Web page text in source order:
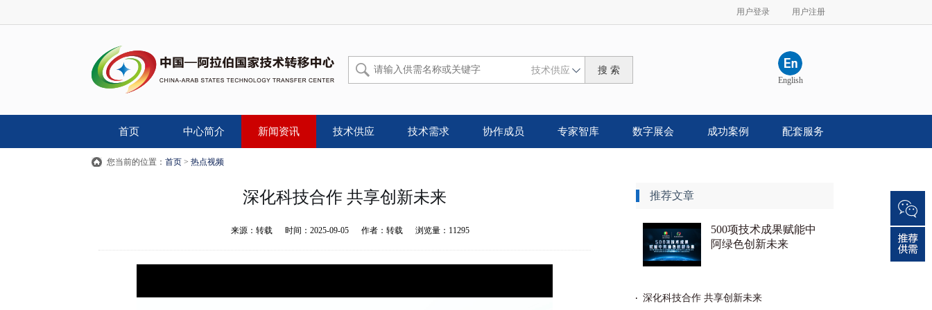
用户登录 用户注册
English
技术供应
首页 中心简介 新闻资讯 技术供应 技术需求 协作成员 专家智库 数字展会 成功案例 配套服务
您当前的位置： 首页 > 热点视频
深化科技合作 共享创新未来
来源： 转载 时间： 2025-09-05 作者： 转载 浏览量： 11295
推荐文章
500项技术成果赋能中
阿绿色创新未来
深化科技合作 共享创新未来